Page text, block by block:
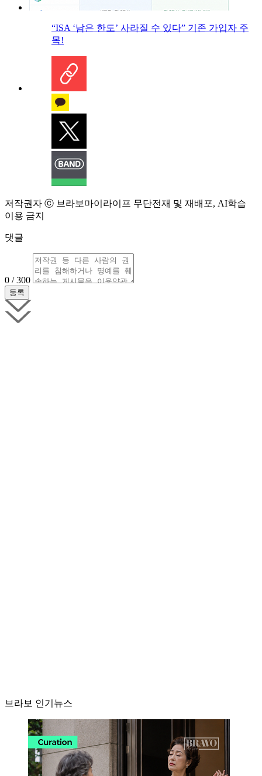
“ISA ‘남은 한도’ 사라질 수 있다” 기존 가입자 주
목!
저작권자 ⓒ 브라보마이라이프 무단전재 및 재배포, AI학습
이용 금지
댓글
0 / 300
브라보 인기뉴스